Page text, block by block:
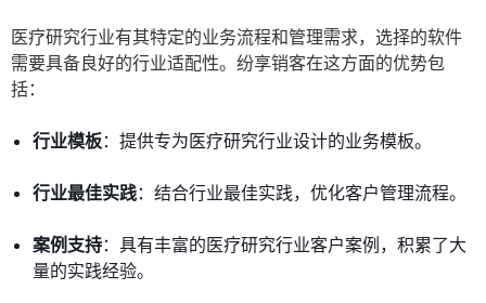
医疗研究行业有其特定的业务流程和管理需求，选择的软件
需要具备良好的行业适配性。纷享销客在这方面的优势包
括：
行业模板：提供专为医疗研究行业设计的业务模板。
行业最佳实践：结合行业最佳实践，优化客户管理流程。
案例支持：具有丰富的医疗研究行业客户案例，积累了大
量的实践经验。